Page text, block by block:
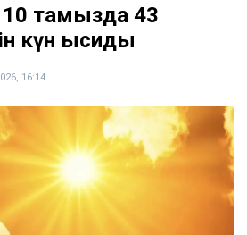
тамызда 43
күн ысиды
16:14